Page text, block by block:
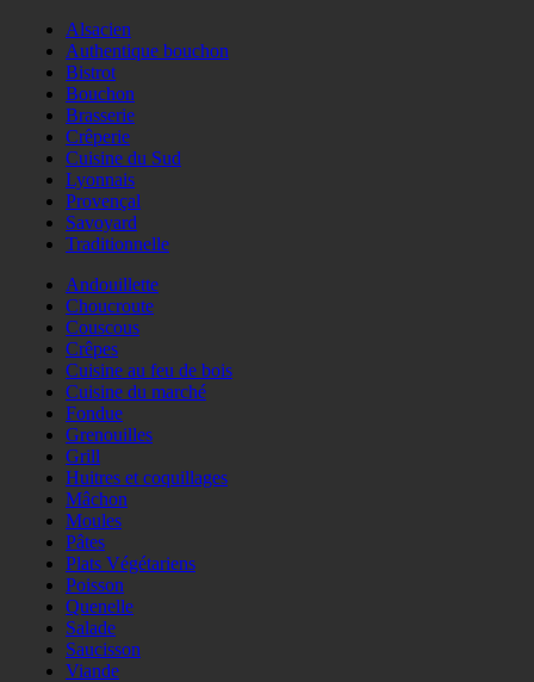
Alsacien
Authentique bouchon
Bistrot
Bouchon
Brasserie
Crêperie
Cuisine du Sud
Lyonnais
Provençal
Savoyard
Traditionnelle
Andouillette
Choucroute
Couscous
Crêpes
Cuisine au feu de bois
Cuisine du marché
Fondue
Grenouilles
Grill
Huitres et coquillages
Mâchon
Moules
Pâtes
Plats Végétariens
Poisson
Quenelle
Salade
Saucisson
Viande